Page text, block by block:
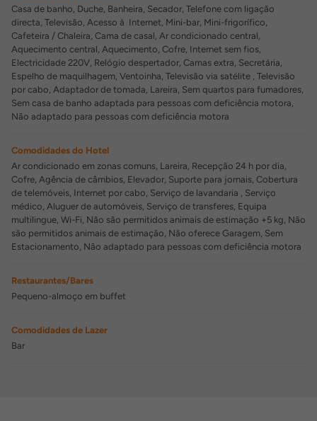
Casa de banho, Duche, Banheira, Secador, Telefone com ligação
directa, Televisão, Acesso à Internet, Mini-bar, Mini-frigorífico,
Cafeteira / Chaleira, Cama de casal, Ar condicionado central,
Aquecimento central, Aquecimento, Cofre, Internet sem fios,
Electricidade 220V, Relógio despertador, Camas extra, Secretária,
Espelho de maquilhagem, Ventoinha, Televisão via satélite , Televisão
por cabo, Adaptador de tomada, Lareira, Sem quartos para fumadores,
Sem casa de banho adaptada para pessoas com deficiência motora,
Não adaptado para pessoas com deficiência motora
Comodidades do Hotel
Ar condicionado em zonas comuns, Lareira, Recepção 24 h por dia,
Cofre, Agência de câmbios, Elevador, Suporte para jornais, Cobertura
de telemóveis, Internet por cabo, Serviço de lavandaria , Serviço
médico, Aluguer de automóveis, Serviço de transferes, Equipa
multilingue, Wi-Fi, Não são permitidos animais de estimação +5 kg, Não
são permitidos animais de estimação, Não oferece Garagem, Sem
Estacionamento, Não adaptado para pessoas com deficiência motora
Restaurantes/Bares
Pequeno-almoço em buffet
Comodidades de Lazer
Bar